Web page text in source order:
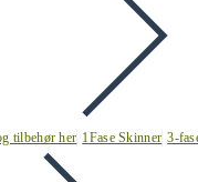
tilbehør her 1Fase Skinner 3-